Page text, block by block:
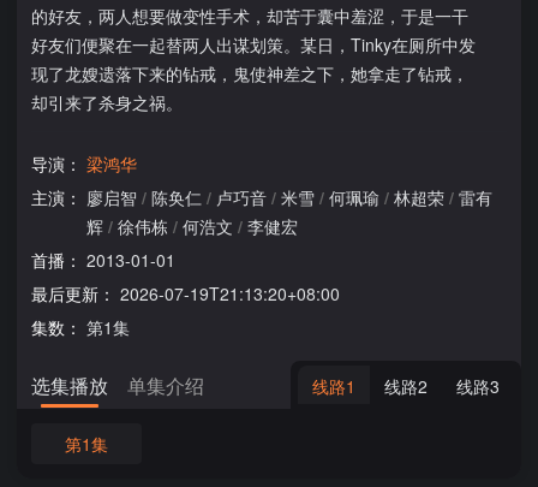
的好友，两人想要做变性手术，却苦于囊中羞涩，于是一干
好友们便聚在一起替两人出谋划策。某日，Tinky在厕所中发
现了龙嫂遗落下来的钻戒，鬼使神差之下，她拿走了钻戒，
却引来了杀身之祸。
导演： 梁鸿华
主演： 廖启智 / 陈奂仁 / 卢巧音 / 米雪 / 何珮瑜 / 林超荣 / 雷有
辉 / 徐伟栋 / 何浩文 / 李健宏
首播： 2013-01-01
最后更新： 2026-07-19T21:13:20+08:00
集数： 第1集
选集播放 单集介绍 线路1 线路2 线路3
第1集